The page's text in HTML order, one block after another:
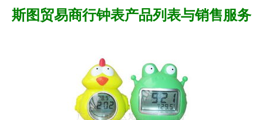
斯图贸易商行钟表产品列表与销售服务